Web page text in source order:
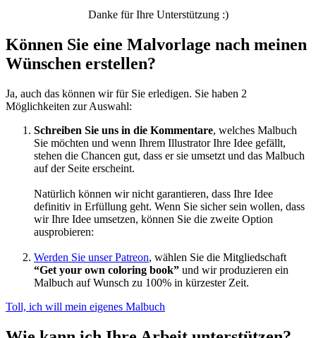
Unkategorisiert
Danke für Ihre Unterstützung :)
Können Sie eine Malvorlage nach meinen
Wünschen erstellen?
Ja, auch das können wir für Sie erledigen. Sie haben 2
Möglichkeiten zur Auswahl:
Schreiben Sie uns in die Kommentare, welches Malbuch
Sie möchten und wenn Ihrem Illustrator Ihre Idee gefällt,
stehen die Chancen gut, dass er sie umsetzt und das Malbuch
auf der Seite erscheint.
Natürlich können wir nicht garantieren, dass Ihre Idee
definitiv in Erfüllung geht. Wenn Sie sicher sein wollen, dass
wir Ihre Idee umsetzen, können Sie die zweite Option
ausprobieren:
Werden Sie unser Patreon, wählen Sie die Mitgliedschaft
“Get your own coloring book” und wir produzieren ein
Malbuch auf Wunsch zu 100% in kürzester Zeit.
Toll, ich will mein eigenes Malbuch